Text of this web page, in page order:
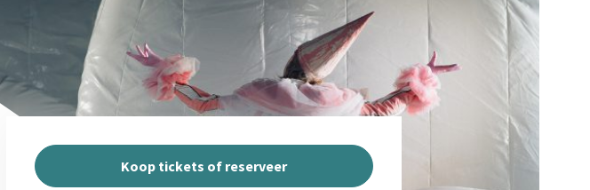
Koop tickets of reserveer